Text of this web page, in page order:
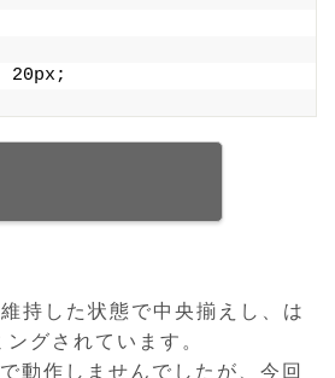
20px;
持した状態で中央揃えし、は
グされています。
動作しませんでしたが、今回